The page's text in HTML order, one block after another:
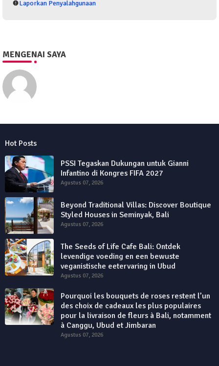
Laporkan Penyalahgunaan
MENGENAI SAYA
Hot Posts
PSSI Tegaskan Dukungan untuk Gianni
Infantino di Kongres FIFA 2027
Agustus 07, 2026
Beyond Traditional Villas: Discover Boutique
Styled Houses in Seminyak, Bali
Agustus 07, 2026
The Seeds of Life Cafe Bali: Ontdek
levendige voeding en een bewuste
veganistische eetervaring in Ubud
Agustus 07, 2026
Pourquoi les bouquets de roses restent l’un
des choix de cadeaux les plus populaires
pour la livraison de fleurs à Bali, notamment
à Canggu, Ubud et Jimbaran
Agustus 07, 2026